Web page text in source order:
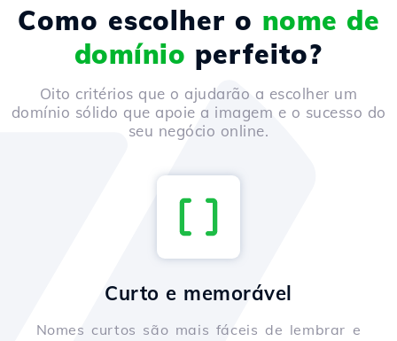
Como escolher o nome de
domínio perfeito?
Oito critérios que o ajudarão a escolher um
domínio sólido que apoie a imagem e o sucesso do
seu negócio online.
Curto e memorável
Nomes curtos são mais fáceis de lembrar e